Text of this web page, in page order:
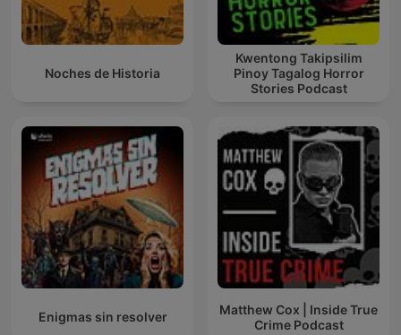
Noches de Historia
Kwentong Takipsilim
Pinoy Tagalog Horror
Stories Podcast
Enigmas sin resolver
Matthew Cox | Inside True
Crime Podcast